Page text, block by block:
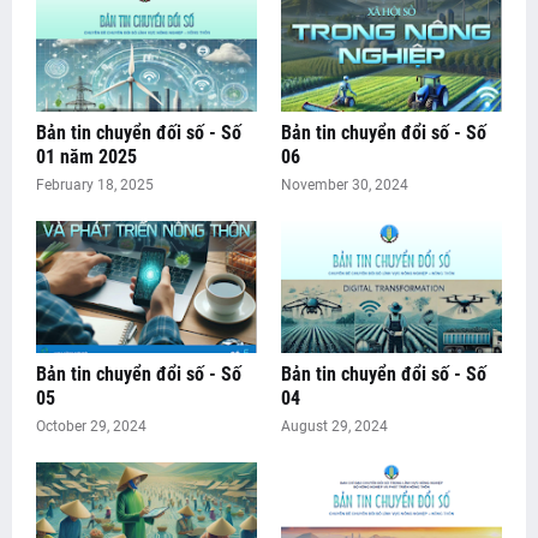
Bản tin chuyển đối số - Số
01 năm 2025
February 18, 2025
Bản tin chuyển đổi số - Số
06
November 30, 2024
Bản tin chuyển đổi số - Số
05
October 29, 2024
Bản tin chuyển đổi số - Số
04
August 29, 2024